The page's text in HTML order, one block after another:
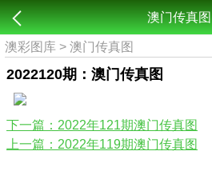
澳门传真图
澳彩图库 >澳门传真图
2022120期：澳门传真图
上一篇：2022年119期澳门传真图